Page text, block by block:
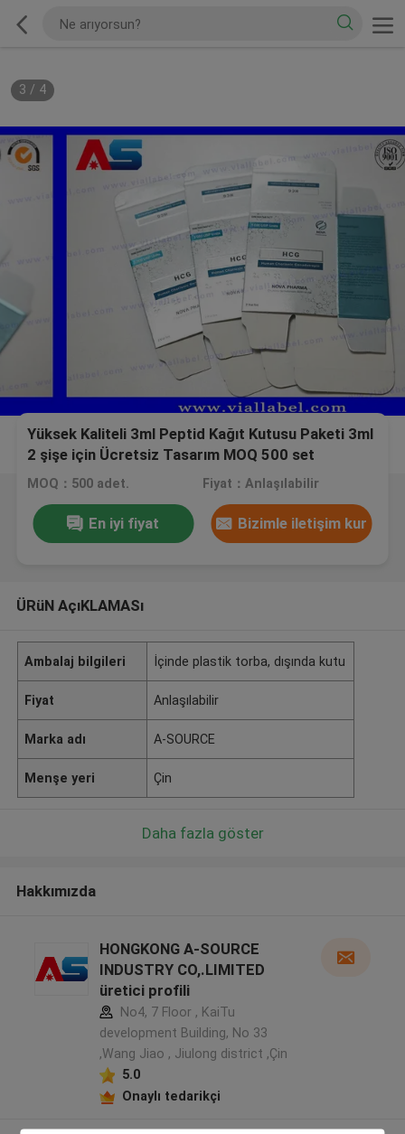
3 / 4
Yüksek Kaliteli 3ml Peptid Kağıt Kutusu Paketi 3ml
2 şişe için Ücretsiz Tasarım MOQ 500 set
MOQ：500 adet. Fiyat：Anlaşılabilir
En iyi fiyat Bizimle iletişim kur
ÜRüN AçıKLAMASı
Ambalaj bilgileri İçinde plastik torba, dışında kutu
Fiyat Anlaşılabilir
Marka adı A-SOURCE
Menşe yeri Çin
Daha fazla göster
Hakkımızda
HONGKONG A-SOURCE
INDUSTRY CO,.LIMITED
üretici profili
No4, 7 Floor , KaiTu
development Building, No 33
,Wang Jiao , Jiulong district ,Çin
5.0
Onaylı tedarikçi